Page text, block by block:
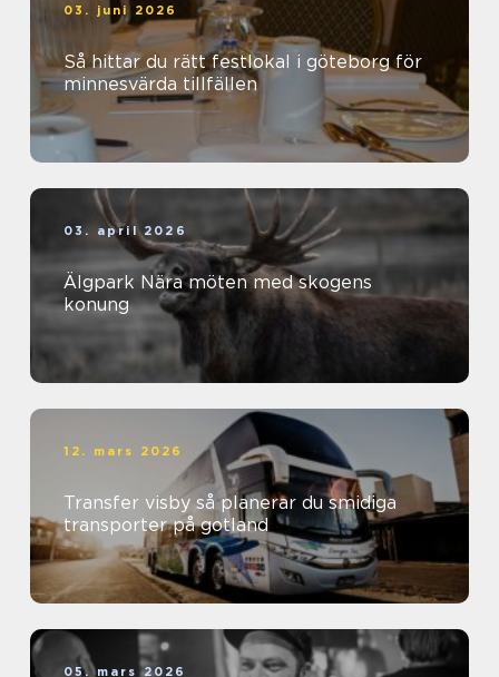
03. juni 2026
Så hittar du rätt festlokal i göteborg för
minnesvärda tillfällen
03. april 2026
Älgpark Nära möten med skogens
konung
12. mars 2026
Transfer visby så planerar du smidiga
transporter på gotland
05. mars 2026